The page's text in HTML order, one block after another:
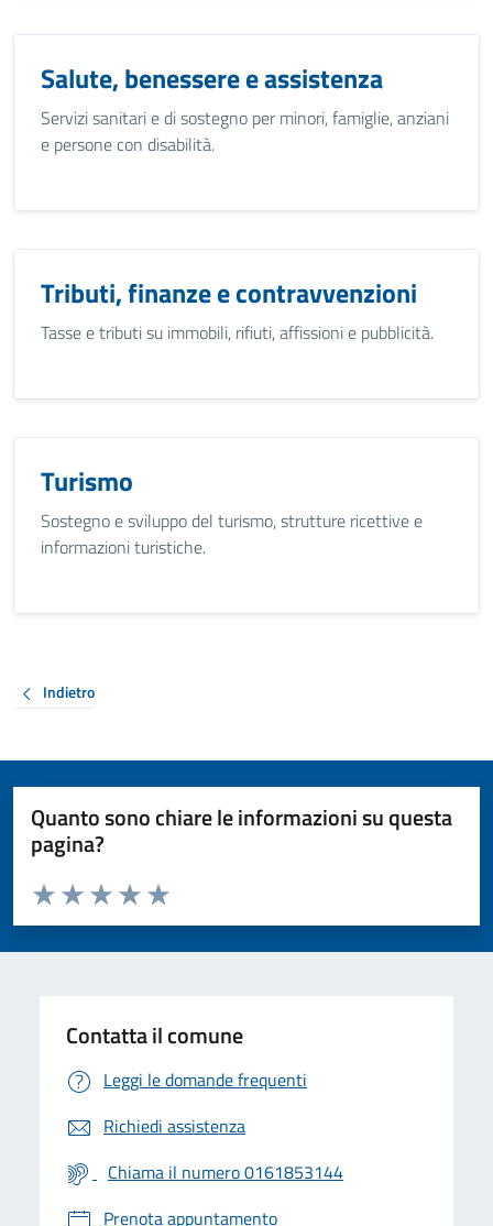
Salute, benessere e assistenza
Servizi sanitari e di sostegno per minori, famiglie, anziani
e persone con disabilità.
Tributi, finanze e contravvenzioni
Tasse e tributi su immobili, rifiuti, affissioni e pubblicità.
Turismo
Sostegno e sviluppo del turismo, strutture ricettive e
informazioni turistiche.
Indietro
Quanto sono chiare le informazioni su questa
pagina?
Valuta da 1 a 5 stelle la pagina
Valuta 5 stelle su 5
Valuta 4 stelle su 5
Valuta 3 stelle su 5
Valuta 2 stelle su 5
Valuta 1 stelle su 5
Contatta il comune
Leggi le domande frequenti
Richiedi assistenza
Chiama il numero 0161853144
Prenota appuntamento